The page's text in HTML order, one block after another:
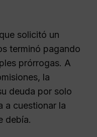
solicitó un
terminó pagando
prórrogas. A
la
deuda por solo
a cuestionar la
debía.